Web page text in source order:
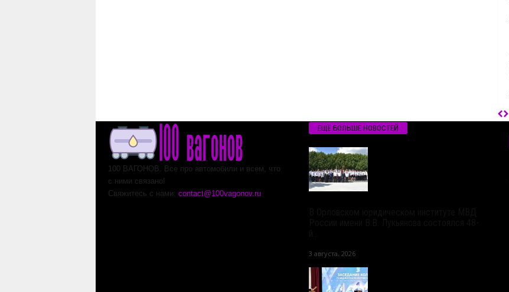
100 ВАГОНОВ. Все про автомобили и всем, что
с ними связано!
Свяжитесь с нами: contact@100vagonov.ru
ЕЩЁ БОЛЬШЕ НОВОСТЕЙ
3 августа, 2026